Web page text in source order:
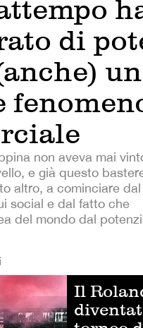
di
un
non aveva mai
e già questo
altro, a cominciare
social e dal fatto che
del mondo dal
Il